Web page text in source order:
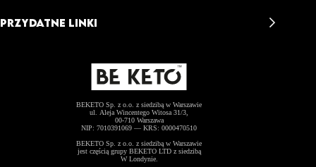
BEKETO Sp. z o.o. z siedzibą w Warszawie
ul. Aleja Wincentego Witosa 31/3,
00-710 Warszawa
NIP: 7010391069 — KRS: 0000470510
BEKETO Sp. z o.o. z siedzibą w Warszawie
jest częścią grupy BEKETO LTD z siedzibą
W Londynie.
BeKeto Story
Zostań Ambasadorem
PRZYDATNE LINKI
Polityka Plików Cookies (EU)